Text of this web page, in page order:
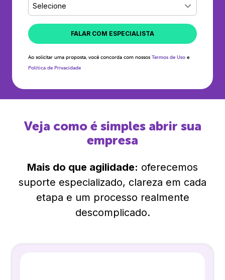
Selecione
FALAR COM ESPECIALISTA
Ao solicitar uma proposta, você concorda com nossos Termos de Uso e
Política de Privacidade
Veja como é simples abrir sua
empresa
Mais do que agilidade: oferecemos
suporte especializado, clareza em cada
etapa e um processo realmente
descomplicado.